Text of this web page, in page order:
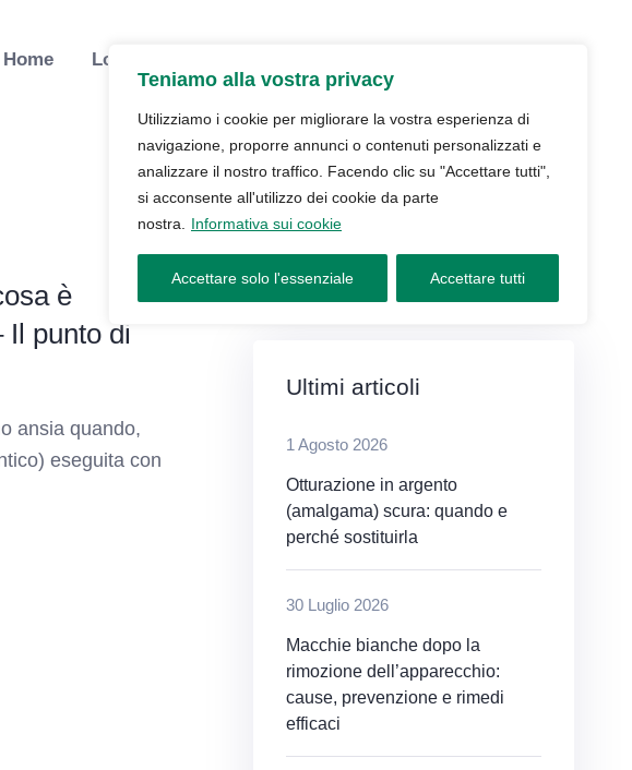
Teniamo alla vostra privacy
Utilizziamo i cookie per migliorare la vostra esperienza di
navigazione, proporre annunci o contenuti personalizzati e
analizzare il nostro traffico. Facendo clic su "Accettare tutti",
si acconsente all'utilizzo dei cookie da parte
nostra.
Informativa sui cookie
Accettare solo l'essenziale Accettare tutti
Home Lo Studio
è
Il punto di
ansia quando,
eseguita con
Ultimi articoli
1 Agosto 2026
Otturazione in argento
(amalgama) scura: quando e
perché sostituirla
30 Luglio 2026
Macchie bianche dopo la
rimozione dell’apparecchio:
cause, prevenzione e rimedi
efficaci